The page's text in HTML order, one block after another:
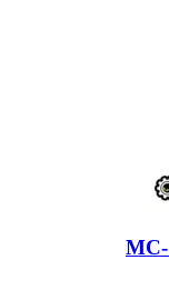
پمپ ایربراش سوماک 3.5 لیتری مدل MC-